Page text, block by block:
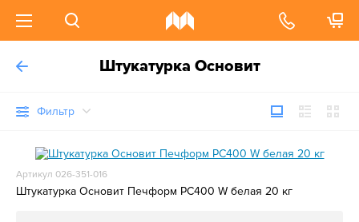
Штукатурка Основит
Фильтр
Артикул 026-351-016
Штукатурка Основит Печформ PC400 W белая 20 кг